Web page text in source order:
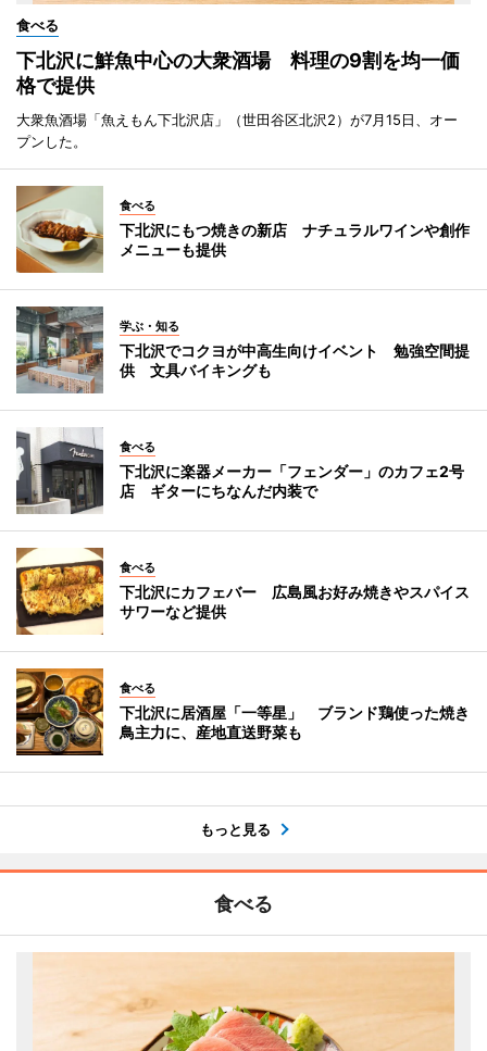
食べる
下北沢に鮮魚中心の大衆酒場 料理の9割を均一価
格で提供
大衆魚酒場「魚えもん下北沢店」（世田谷区北沢2）が7月15日、オー
プンした。
食べる
下北沢にもつ焼きの新店 ナチュラルワインや創作
メニューも提供
学ぶ・知る
下北沢でコクヨが中高生向けイベント 勉強空間提
供 文具バイキングも
食べる
下北沢に楽器メーカー「フェンダー」のカフェ2号
店 ギターにちなんだ内装で
食べる
下北沢にカフェバー 広島風お好み焼きやスパイス
サワーなど提供
食べる
下北沢に居酒屋「一等星」 ブランド鶏使った焼き
鳥主力に、産地直送野菜も
もっと見る
食べる